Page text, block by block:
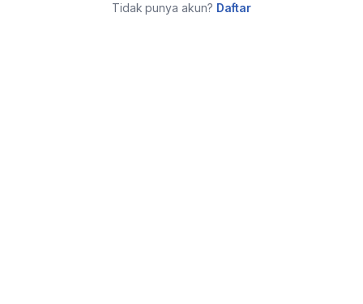
Tidak punya akun? Daftar